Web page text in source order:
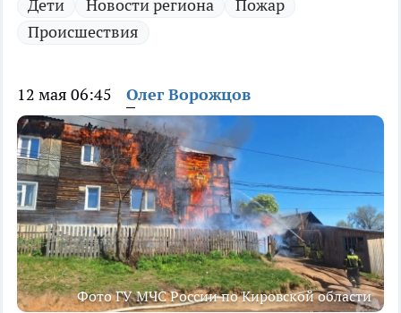
Дети Новости региона
Пожар
Происшествия
12 мая 06:45 Олег Ворожцов
Фото ГУ МЧС России по Кировской области